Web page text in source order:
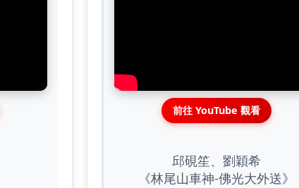
前往 YouTube 觀看
邱硯笙、劉穎希
《林尾山車神-佛光大外送》